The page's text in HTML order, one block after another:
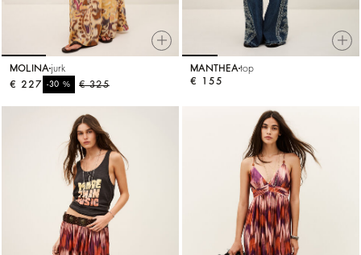
MOLINA jurk
€ 325
-30%
€ 227
MANTHEA top
€ 155